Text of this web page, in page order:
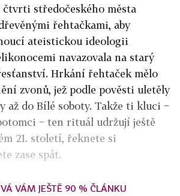
středočeského města
řehtačkami, aby
ateistickou ideologii
navazovala na starý
Hrkání řehtaček mělo
zvonů, jež podle pověsti uletěly
až do Bílé soboty. Takže ti kluci −
− ten rituál udržují ještě
21. století, řeknete si
zase spát.
VÁM JEŠTĚ 90 % ČLÁNKU